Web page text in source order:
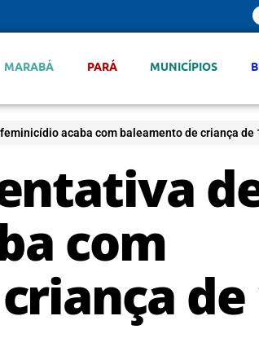
MARABÁ PARÁ MUNICÍPIOS
acaba com baleamento de criança de
com
de